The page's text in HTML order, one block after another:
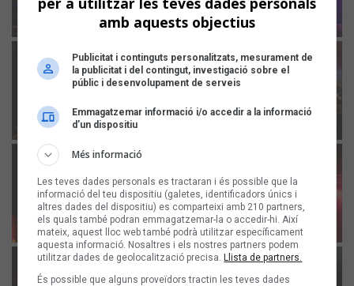
amb aquests objectius
Publicitat i continguts personalitzats, mesurament de
la publicitat i del contingut, investigació sobre el
públic i desenvolupament de serveis
Emmagatzemar informació i/o accedir a la informació
d’un dispositiu
Més informació
Les teves dades personals es tractaran i és possible que la
informació del teu dispositiu (galetes, identificadors únics i
altres dades del dispositiu) es comparteixi amb 210 partners,
els quals també podran emmagatzemar-la o accedir-hi. Així
mateix, aquest lloc web també podrà utilitzar específicament
aquesta informació. Nosaltres i els nostres partners podem
utilitzar dades de geolocalització precisa. Llista de partners.
És possible que alguns proveïdors tractin les teves dades